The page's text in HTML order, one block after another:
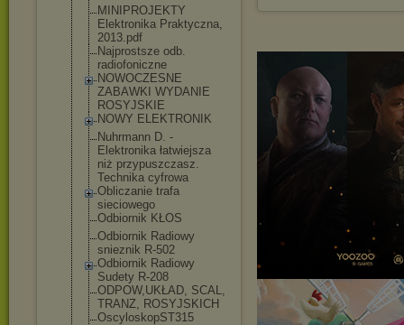
MINIPROJEKTY
Elektronika Praktyczna,
2013.pdf
Najprostsze odb.
radiofoniczne
NOWOCZESNE
ZABAWKI WYDANIE
ROSYJSKIE
NOWY ELEKTRONIK
Nuhrmann D. -
Elektronika łatwiejsza
niż przypuszczasz.
Technika cyfrowa
Obliczanie trafa
sieciowego
Odbiornik KŁOS
Odbiornik Radiowy
snieznik R-502
Odbiornik Radiowy
Sudety R-208
ODPOW,UKŁAD, SCAL,
TRANZ, ROSYJSKICH
OscyloskopST315